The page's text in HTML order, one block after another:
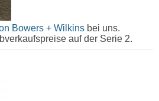
Bowers + Wilkins bei uns.
auf der Serie 2.